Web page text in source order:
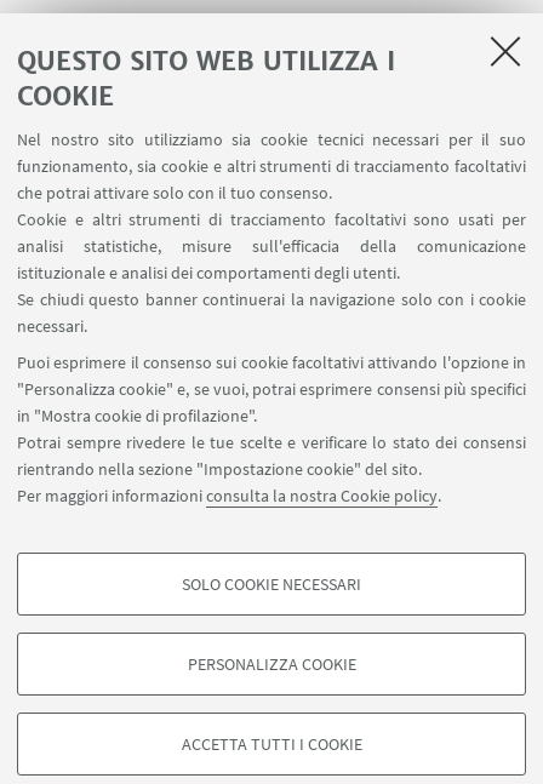
QUESTO SITO WEB UTILIZZA I
COOKIE
Nel nostro sito utilizziamo sia cookie tecnici necessari per il suo
funzionamento, sia cookie e altri strumenti di tracciamento facoltativi
che potrai attivare solo con il tuo consenso.
Cookie e altri strumenti di tracciamento facoltativi sono usati per
analisi statistiche, misure sull'efficacia della comunicazione
istituzionale e analisi dei comportamenti degli utenti.
Se chiudi questo banner continuerai la navigazione solo con i cookie
necessari.
Puoi esprimere il consenso sui cookie facoltativi attivando l'opzione in
"Personalizza cookie" e, se vuoi, potrai esprimere consensi più specifici
in "Mostra cookie di profilazione".
Potrai sempre rivedere le tue scelte e verificare lo stato dei consensi
rientrando nella sezione "Impostazione cookie" del sito.
Per maggiori informazioniconsulta la nostra Cookie policy.
COOKIE DI PROFILAZIONE - FACOLTATIVI
degli utenti, creare profili in base al loro comportamento sul sito, per analisi
di marketing.
Google/Youtube Video
SOLO COOKIE NECESSARI
PERSONALIZZA COOKIE
ACCETTA TUTTI I COOKIE
Area riservata
Contatti
SEGUI IL DIPARTIMENTO SU:
SEGUI UNIBO SU:
APP:
©Copyright 2026 - ALMA MATER STUDIORUM - Università di
Bologna - Via Zamboni, 33 - 40126 Bologna - PI: 01131710376 - CF:
80007010376
Privacy
Note legali
Informazioni sul sito e accessibilità
Impostazioni Cookie